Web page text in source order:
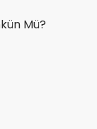
Mü?